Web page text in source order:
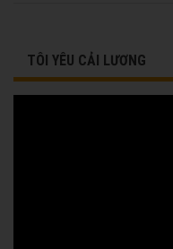
TÔI YÊU CẢI LƯƠNG